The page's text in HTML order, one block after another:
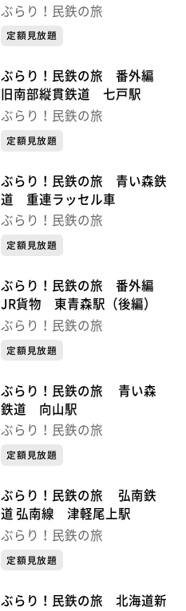
ぶらり！民鉄の旅
定額見放題
ぶらり！民鉄の旅 番外編
旧南部縦貫鉄道 七戸駅
ぶらり！民鉄の旅
定額見放題
ぶらり！民鉄の旅 青い森鉄
道 重連ラッセル車
ぶらり！民鉄の旅
定額見放題
ぶらり！民鉄の旅 番外編
JR貨物 東青森駅（後編）
ぶらり！民鉄の旅
定額見放題
ぶらり！民鉄の旅 青い森
鉄道 向山駅
ぶらり！民鉄の旅
定額見放題
ぶらり！民鉄の旅 弘南鉄
道 弘南線 津軽尾上駅
ぶらり！民鉄の旅
定額見放題
ぶらり！民鉄の旅 北海道新